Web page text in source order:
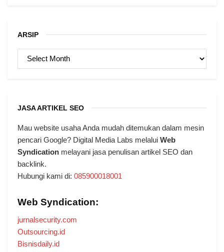
ARSIP
ARSIP
JASA ARTIKEL SEO
Mau website usaha Anda mudah ditemukan dalam mesin
pencari Google? Digital Media Labs melalui Web
Syndication melayani jasa penulisan artikel SEO dan
backlink.
Hubungi kami di: 085900018001
Web Syndication:
jurnalsecurity.com
Outsourcing.id
Bisnisdaily.id